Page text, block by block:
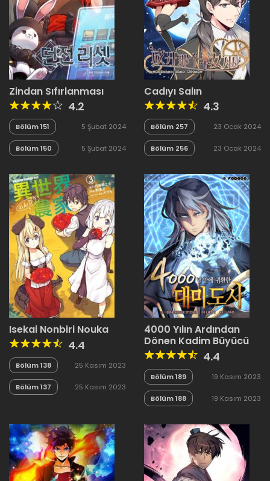
Zindan Sıfırlanması
4.2
Bölüm 151 5 Şubat 2024
Bölüm 150 5 Şubat 2024
Cadıyı Salın
4.3
Bölüm 257 23 Ocak 2024
Bölüm 256 23 Ocak 2024
Isekai Nonbiri Nouka
4.4
Bölüm 138 25 Kasım 2023
Bölüm 137 25 Kasım 2023
4000 Yılın Ardından
Dönen Kadim Büyücü
4.4
Bölüm 189 19 Kasım 2023
Bölüm 188 19 Kasım 2023